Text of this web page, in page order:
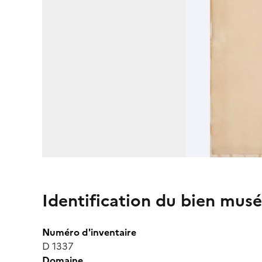
Identification du bien
Numéro d'inventaire
D 1337